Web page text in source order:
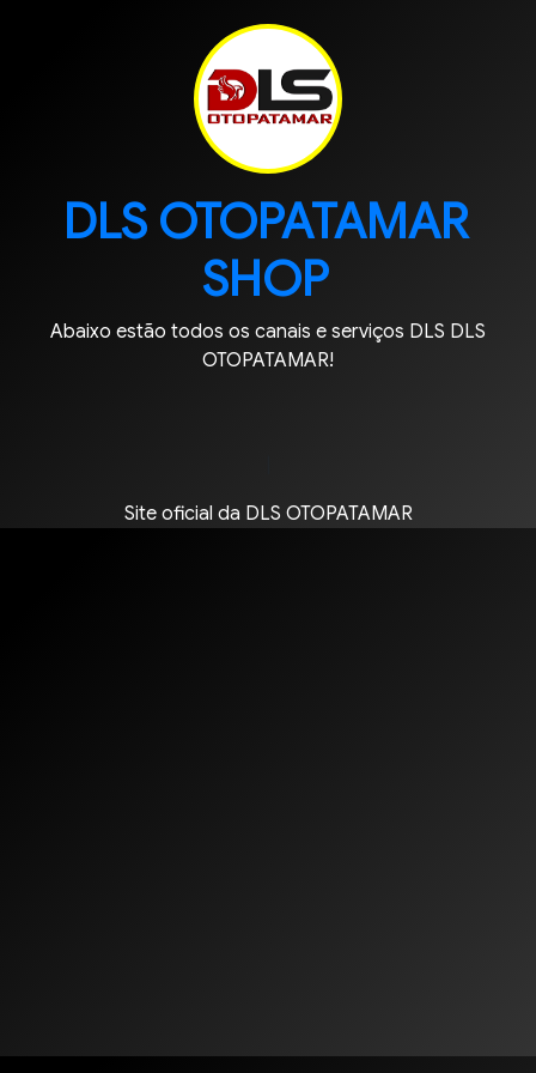
DLS OTOPATAMAR
SHOP
Abaixo estão todos os canais e serviços DLS DLS
OTOPATAMAR!
Site oficial da DLS OTOPATAMAR